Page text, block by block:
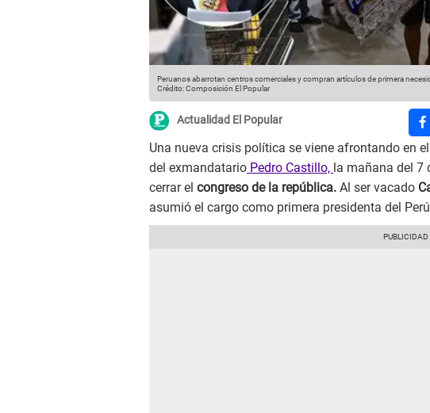
Peruanos abarrotan centros comerciales y compran artículos de primera
Crédito: Composición El Popular
Actualidad El Popular
Una nueva crisis política se viene afrontando en
del exmandatario Pedro Castillo, la mañana del 7
cerrar el congreso de la república. Al ser vacado
asumió el cargo como primera presidenta del